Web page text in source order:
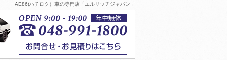
AE86(ハチロク）車の専門店「エルリッチジャパン」